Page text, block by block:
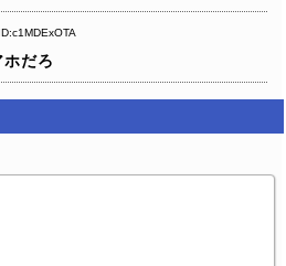
ID:c1MDExOTA
だろ